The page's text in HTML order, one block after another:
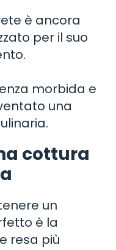
è ancora
per il suo
morbida e
una
cottura
un
è la
resa più